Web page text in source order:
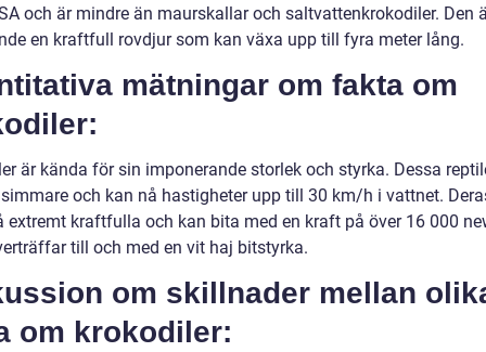
och är mindre än maurskallar och saltvattenkrokodiler. Den
en kraftfull rovdjur som kan växa upp till fyra meter lång.
mätningar om fakta om
är kända för sin imponerande storlek och styrka. Dessa
och kan nå hastigheter upp till 30 km/h i vattnet.
extremt kraftfulla och kan bita med en kraft på över 16 000
till och med en vit haj bitstyrka.
om skillnader mellan
om krokodiler: